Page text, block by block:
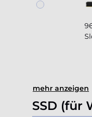
mehr anzeigen
SSD (für